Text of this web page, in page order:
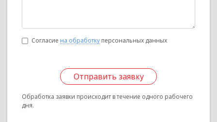
Согласие на обработку персональных данных
Отправить заявку
Обработка заявки происходит в течение одного рабочего
дня.